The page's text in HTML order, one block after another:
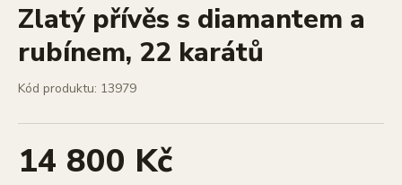
Zlatý přívěs s diamantem a
rubínem, 22 karátů
Kód produktu: 13979
14 800 Kč